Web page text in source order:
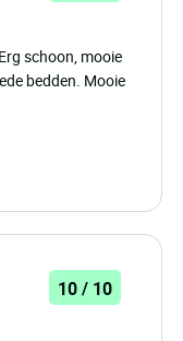
schoon, mooie
bedden. Mooie
10 / 10